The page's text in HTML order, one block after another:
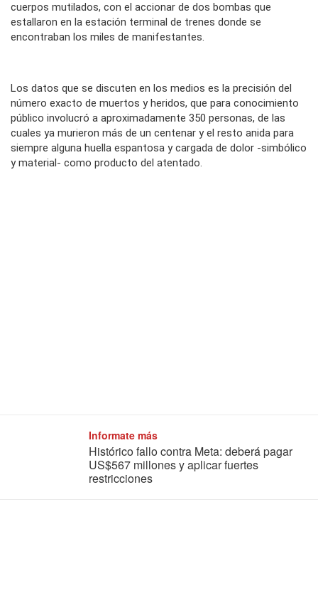
cuerpos mutilados, con el accionar de dos bombas que
estallaron en la estación terminal de trenes donde se
encontraban los miles de manifestantes.
Los datos que se discuten en los medios es la precisión del
número exacto de muertos y heridos, que para conocimiento
público involucró a aproximadamente 350 personas, de las
cuales ya murieron más de un centenar y el resto anida para
siempre alguna huella espantosa y cargada de dolor -simbólico
y material- como producto del atentado.
Informate más
Histórico fallo contra Meta: deberá pagar
US$567 millones y aplicar fuertes
restricciones